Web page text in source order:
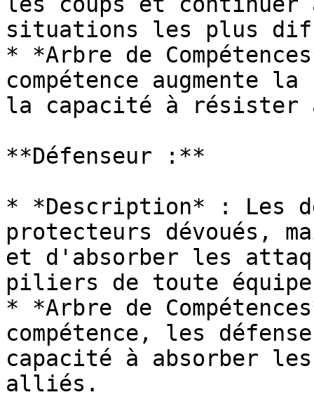
situations les plus
* *Arbre de
compétence augmente
la capacité à résister
**Défenseur :**
* *Description* : Les
protecteurs dévoués,
et d'absorber les
piliers de toute
* *Arbre de
compétence, les
capacité à absorber
alliés.